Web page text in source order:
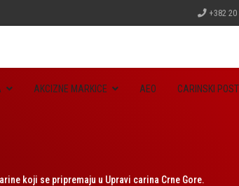
+382
AKCIZNE MARKICE AEO CARINSKI
koji se pripremaju u Upravi carina Crne Gore.